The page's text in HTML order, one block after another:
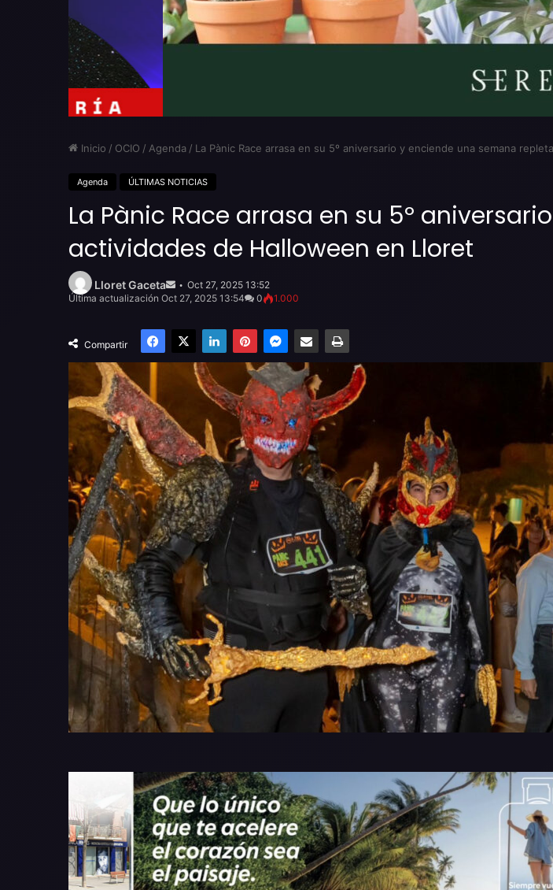
Inicio / OCIO / Agenda / La Pànic Race arrasa en su 5º aniversario y enciende una semana
Agenda ÚLTIMAS NOTICIAS
La Pànic Race arrasa en su 5º
actividades de Halloween en Lloret
Lloret Gaceta
email
Oct 27, 2025 13:52
Última actualización Oct 27, 2025 13:54
0 1.000
Compartir
Facebook
X LinkedInPinterestMessenger
Compartir por email Imprimir